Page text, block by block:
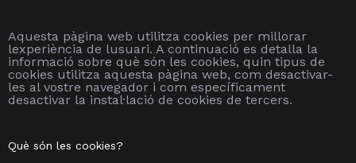
Aquesta pàgina web utilitza cookies per millorar
lexperiència de lusuari. A continuació es detalla la
informació sobre què són les cookies, quin tipus de
cookies utilitza aquesta pàgina web, com desactivar-
les al vostre navegador i com específicament
desactivar la instal·lació de cookies de tercers.
Què són les cookies?